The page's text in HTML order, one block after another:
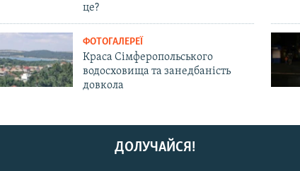
це?
ФОТОГАЛЕРЕЇ
Краса Сімферопольського
водосховища та занедбаність
довкола
ДОЛУЧАЙСЯ!